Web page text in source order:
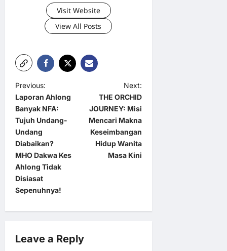
Visit Website
View All Posts
P
o
s
t
n
a
v
i
g
t
Previous:
Laporan Ahlong
Banyak NFA:
Tujuh Undang-
Undang
Diabaikan?
MHO Dakwa Kes
Ahlong Tidak
Disiasat
Sepenuhnya!
Next:
THE ORCHID
JOURNEY: Misi
Mencari Makna
Keseimbangan
Hidup Wanita
Masa Kini
Leave a Reply